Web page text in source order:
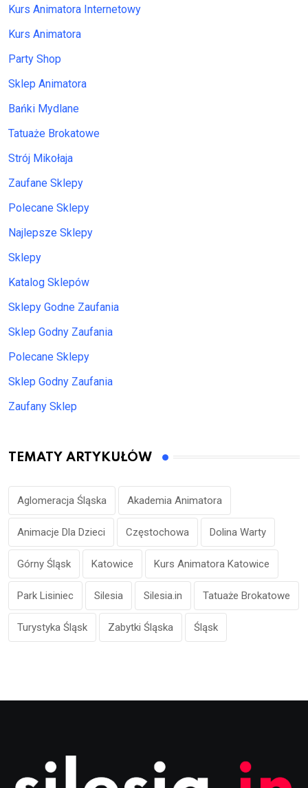
Kurs Animatora Internetowy
Kurs Animatora
Party Shop
Sklep Animatora
Bańki Mydlane
Tatuaże Brokatowe
Strój Mikołaja
Zaufane Sklepy
Polecane Sklepy
Najlepsze Sklepy
Sklepy
Katalog Sklepów
Sklepy Godne Zaufania
Sklep Godny Zaufania
Polecane Sklepy
Sklep Godny Zaufania
Zaufany Sklep
TEMATY ARTYKUŁÓW
Aglomeracja Śląska Akademia Animatora
Animacje Dla Dzieci Częstochowa Dolina Warty
Górny Śląsk Katowice Kurs Animatora Katowice
Park Lisiniec Silesia Silesia.in Tatuaże Brokatowe
Turystyka Śląsk Zabytki Śląska Śląsk